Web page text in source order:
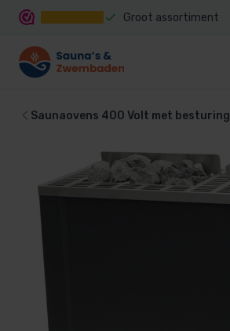
Groot assortiment
Saunaovens 400 Volt met besturing